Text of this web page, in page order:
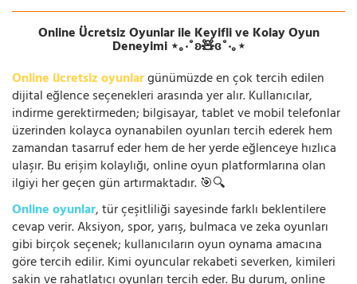
Online Ücretsiz Oyunlar ile Keyifli ve Kolay Oyun
Deneyimi ⋆｡‧˚ʚ🧸ɞ˚‧｡⋆
Online ücretsiz oyunlargünümüzde en çok tercih edilen
dijital eğlence seçenekleri arasında yer alır. Kullanıcılar,
indirme gerektirmeden; bilgisayar, tablet ve mobil telefonlar
üzerinden kolayca oynanabilen oyunları tercih ederek hem
zamandan tasarruf eder hem de her yerde eğlenceye hızlıca
ulaşır. Bu erişim kolaylığı, online oyun platformlarına olan
ilgiyi her geçen gün artırmaktadır. 🎯🔍
Online oyunlar, tür çeşitliliği sayesinde farklı beklentilere
cevap verir. Aksiyon, spor, yarış, bulmaca ve zeka oyunları
gibi birçok seçenek; kullanıcıların oyun oynama amacına
göre tercih edilir. Kimi oyuncular rekabeti severken, kimileri